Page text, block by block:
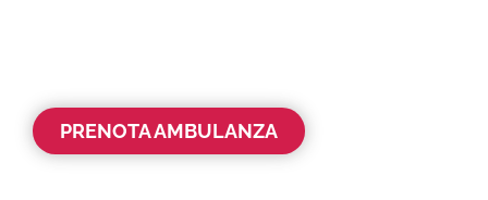
PRENOTA AMBULANZA